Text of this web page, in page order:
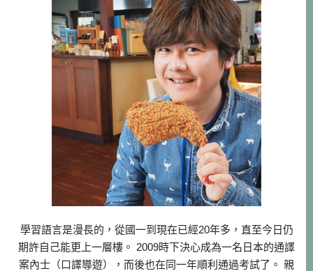
學習語言是漫長的，從國一到現在已經20年多，直至今日仍
期許自己能更上一層樓。 2009時下決心成為一名日本的通譯
案內士（口譯導遊），而後也在同一年順利通過考試了。 親